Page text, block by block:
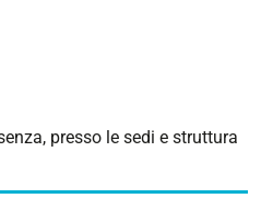
presso le sedi e struttura